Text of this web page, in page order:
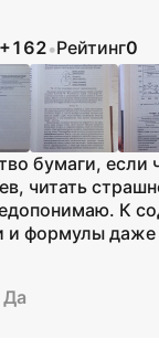
+162•Рейтинг0
бумаги, если
читать
К
и формулы даже
Да